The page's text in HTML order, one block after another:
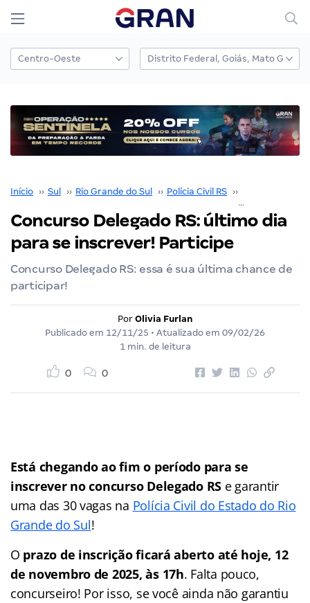
Início ›› Sul ›› Rio Grande do Sul ›› Polícia Civil RS ››
Concurso Delegado RS: último dia
para se inscrever! Participe
Concurso Delegado RS: essa é sua última chance de
participar!
Por Olivia Furlan
Publicado em 12/11/25 • Atualizado em 09/02/26
1 min. de leitura
0 0
Está chegando ao fim o período para se
inscrever no concurso Delegado RS e garantir
uma das 30 vagas na Polícia Civil do Estado do Rio
Grande do Sul!
O prazo de inscrição ficará aberto até hoje, 12
de novembro de 2025, às 17h. Falta pouco,
concurseiro! Por isso, se você ainda não garantiu